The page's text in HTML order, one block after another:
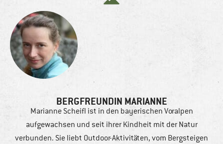
BERGFREUNDIN MARIANNE
Marianne Scheifl ist in den bayerischen Voralpen
aufgewachsen und seit ihrer Kindheit mit der Natur
verbunden. Sie liebt Outdoor-Aktivitäten, vom Bergsteigen